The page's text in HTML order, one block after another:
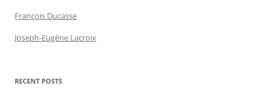
François Ducasse
Joseph-Eugène Lacroix
RECENT POSTS